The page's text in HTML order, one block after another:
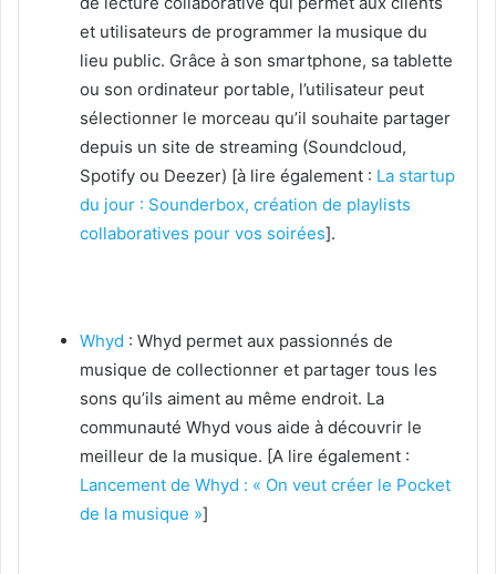
et utilisateurs de programmer la musique du
lieu public. Grâce à son smartphone, sa tablette
ou son ordinateur portable, l’utilisateur peut
sélectionner le morceau qu’il souhaite partager
depuis un site de streaming (Soundcloud,
Spotify ou Deezer) [à lire également : La startup
du jour : Sounderbox, création de playlists
collaboratives pour vos soirées].
Whyd : Whyd permet aux passionnés de
musique de collectionner et partager tous les
sons qu’ils aiment au même endroit. La
communauté Whyd vous aide à découvrir le
meilleur de la musique. [A lire également :
Lancement de Whyd : « On veut créer le Pocket
de la musique »]